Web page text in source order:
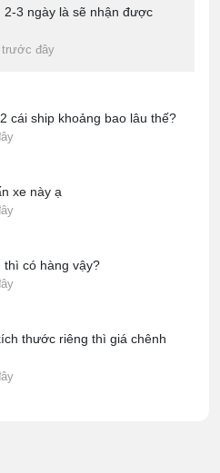
2-3 ngày là sẽ nhận được
trước đây
cái ship khoảng bao lâu thế?
xe này ạ
có hàng vậy?
thước riêng thì giá chênh